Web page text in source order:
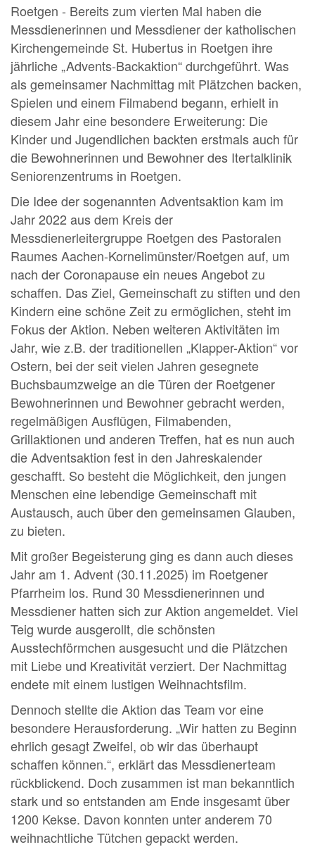
Roetgen - Bereits zum vierten Mal haben die
Messdienerinnen und Messdiener der katholischen
Kirchengemeinde St. Hubertus in Roetgen ihre
jährliche „Advents-Backaktion“ durchgeführt. Was
als gemeinsamer Nachmittag mit Plätzchen backen,
Spielen und einem Filmabend begann, erhielt in
diesem Jahr eine besondere Erweiterung: Die
Kinder und Jugendlichen backten erstmals auch für
die Bewohnerinnen und Bewohner des Itertalklinik
Seniorenzentrums in Roetgen.
Die Idee der sogenannten Adventsaktion kam im
Jahr 2022 aus dem Kreis der
Messdienerleitergruppe Roetgen des Pastoralen
Raumes Aachen-Kornelimünster/Roetgen auf, um
nach der Coronapause ein neues Angebot zu
schaffen. Das Ziel, Gemeinschaft zu stiften und den
Kindern eine schöne Zeit zu ermöglichen, steht im
Fokus der Aktion. Neben weiteren Aktivitäten im
Jahr, wie z.B. der traditionellen „Klapper-Aktion“ vor
Ostern, bei der seit vielen Jahren gesegnete
Buchsbaumzweige an die Türen der Roetgener
Bewohnerinnen und Bewohner gebracht werden,
regelmäßigen Ausflügen, Filmabenden,
Grillaktionen und anderen Treffen, hat es nun auch
die Adventsaktion fest in den Jahreskalender
geschafft. So besteht die Möglichkeit, den jungen
Menschen eine lebendige Gemeinschaft mit
Austausch, auch über den gemeinsamen Glauben,
zu bieten.
Mit großer Begeisterung ging es dann auch dieses
Jahr am 1. Advent (30.11.2025) im Roetgener
Pfarrheim los. Rund 30 Messdienerinnen und
Messdiener hatten sich zur Aktion angemeldet. Viel
Teig wurde ausgerollt, die schönsten
Ausstechförmchen ausgesucht und die Plätzchen
mit Liebe und Kreativität verziert. Der Nachmittag
endete mit einem lustigen Weihnachtsfilm.
Dennoch stellte die Aktion das Team vor eine
besondere Herausforderung. „Wir hatten zu Beginn
ehrlich gesagt Zweifel, ob wir das überhaupt
schaffen können.“, erklärt das Messdienerteam
rückblickend. Doch zusammen ist man bekanntlich
stark und so entstanden am Ende insgesamt über
1200 Kekse. Davon konnten unter anderem 70
weihnachtliche Tütchen gepackt werden.